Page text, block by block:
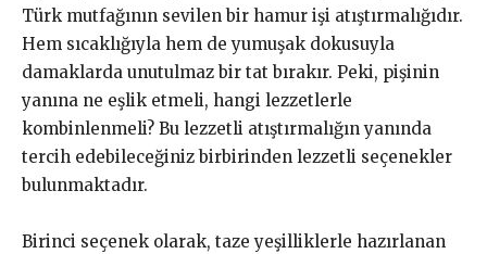
Türk mutfağının sevilen bir hamur işi atıştırmalığıdır.
Hem sıcaklığıyla hem de yumuşak dokusuyla
damaklarda unutulmaz bir tat bırakır. Peki, pişinin
yanına ne eşlik etmeli, hangi lezzetlerle
kombinlenmeli? Bu lezzetli atıştırmalığın yanında
tercih edebileceğiniz birbirinden lezzetli seçenekler
bulunmaktadır.
Birinci seçenek olarak, taze yeşilliklerle hazırlanan